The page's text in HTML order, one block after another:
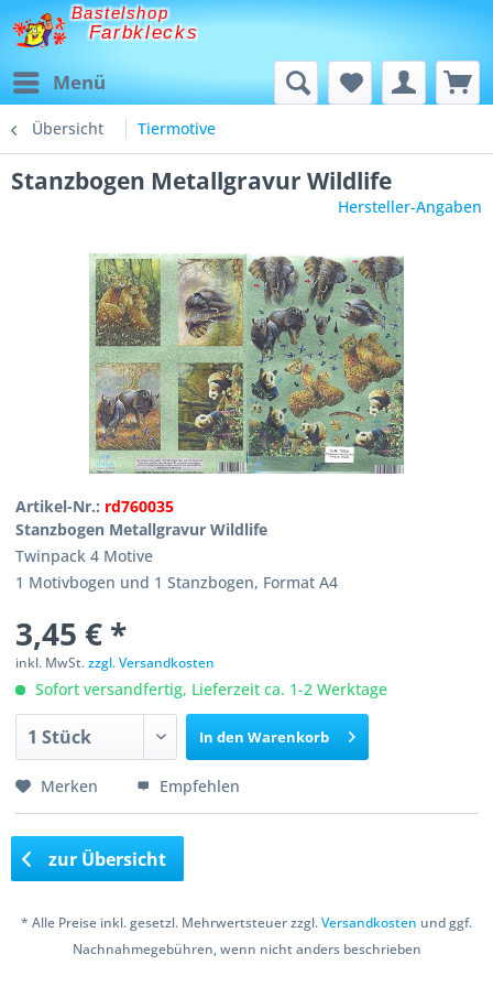
Bastelshop
Farbklecks
Menü
Übersicht Tiermotive
Stanzbogen Metallgravur Wildlife
Hersteller-Angaben
Artikel-Nr.: rd760035
Stanzbogen Metallgravur Wildlife
Twinpack 4 Motive
1 Motivbogen und 1 Stanzbogen, Format A4
3,45 € *
inkl. MwSt.zzgl. Versandkosten
Sofort versandfertig, Lieferzeit ca. 1-2 Werktage
In den Warenkorb
Merken Empfehlen
zur Übersicht
* Alle Preise inkl. gesetzl. Mehrwertsteuer zzgl.Versandkosten und ggf.
Nachnahmegebühren, wenn nicht anders beschrieben